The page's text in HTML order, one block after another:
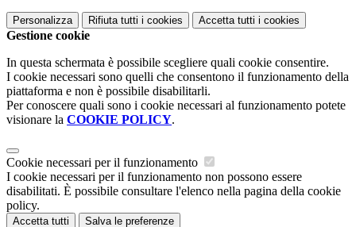
Personalizza Rifiuta tutti i cookies Accetta tutti i cookies
Gestione cookie
In questa schermata è possibile scegliere quali cookie consentire.
I cookie necessari sono quelli che consentono il funzionamento della
piattaforma e non è possibile disabilitarli.
Per conoscere quali sono i cookie necessari al funzionamento potete
visionare la COOKIE POLICY.
Cookie necessari per il funzionamento
I cookie necessari per il funzionamento non possono essere
disabilitati. È possibile consultare l'elenco nella pagina della cookie
policy.
Accetta tutti Salva le preferenze